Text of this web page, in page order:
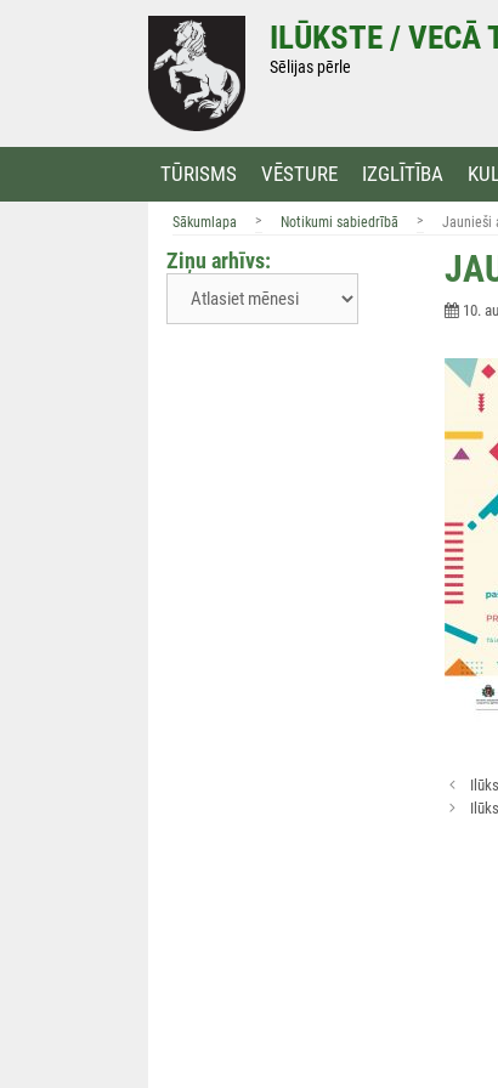
ILŪKSTE / VECĀ
Sēlijas pērle
TŪRISMS VĒSTURE IZGLĪTĪBA
Sākumlapa > Notikumi sabiedrībā > Jaunieši
10.
Rakstu
Ziņu arhīvs: